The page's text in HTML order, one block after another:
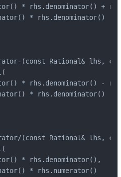
* rhs.denominator() +
* rhs.denominator()
(const Rational& lhs,
* rhs.denominator() -
* rhs.denominator()
(const Rational& lhs,
* rhs.denominator(),
* rhs.numerator()